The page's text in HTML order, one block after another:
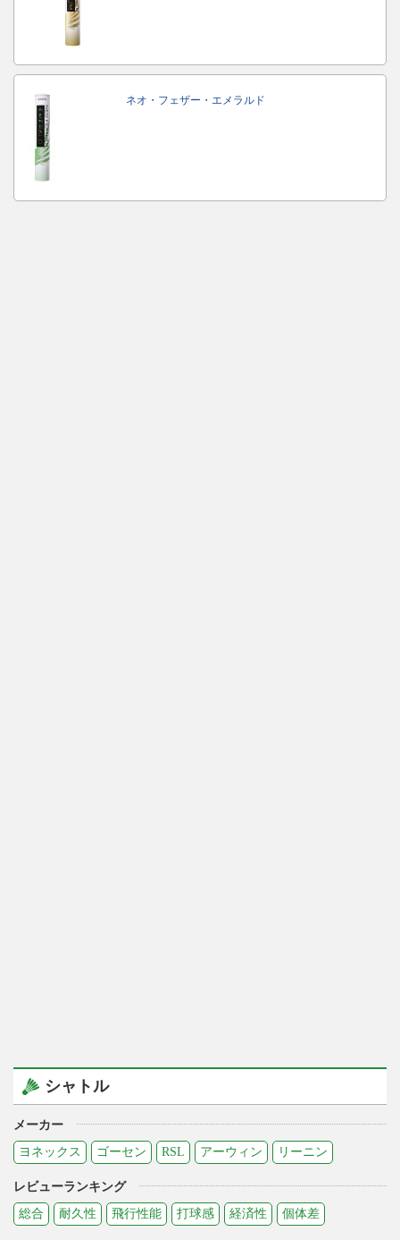
ネオ・フェザー・エメラルド
シャトル
メーカー
ヨネックス
ゴーセン RSL アーウィン リーニン
レビューランキング
総合
耐久性 飛行性能 打球感 経済性 個体差